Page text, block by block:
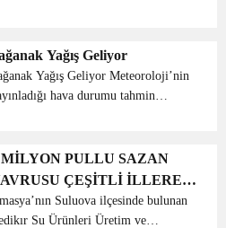
yaptığı açıklamaya göre
ve Baybu...
Yağış Geliyor
Yağış Geliyor Meteoroloji’nin
hava durumu tahmin
Müdürlüğü (MGM), 4-10 Nisan
kapsayan ...
MİLYON PULLU SAZAN
ÇEŞİTLİ İLLERE
Suluova ilçesinde bulunan
Su Ürünleri Üretim ve